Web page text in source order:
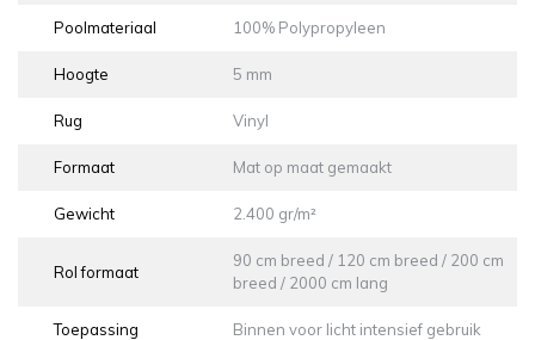
Poolmateriaal 100% Polypropyleen
Hoogte 5 mm
Rug Vinyl
Formaat Mat op maat gemaakt
Gewicht 2.400 gr/m²
Rol formaat
90 cm breed / 120 cm breed / 200 cm
breed / 2000 cm lang
Toepassing Binnen voor licht intensief gebruik